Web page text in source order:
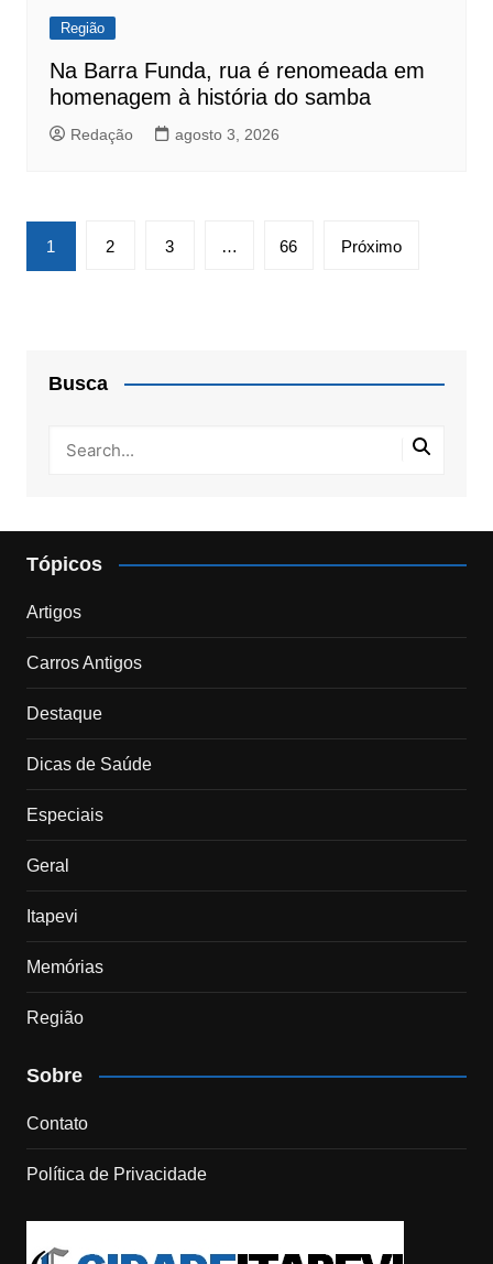
Região
Na Barra Funda, rua é renomeada em
homenagem à história do samba
Redação agosto 3, 2026
Paginação
de
1 2 3 … 66 Próximo
Busca
Tópicos
Artigos
Carros Antigos
Destaque
Dicas de Saúde
Especiais
Geral
Itapevi
Memórias
Região
Sobre
Contato
Política de Privacidade